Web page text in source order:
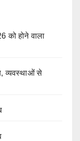
को होने वाला
व्यवस्थाओं से